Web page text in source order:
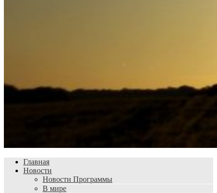
Главная
Новости
Новости Программы
В мире